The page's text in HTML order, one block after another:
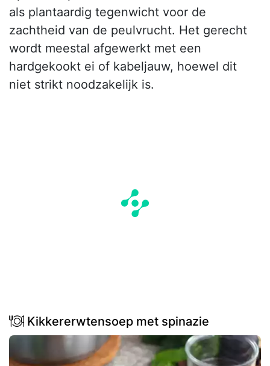
als plantaardig tegenwicht voor de
zachtheid van de peulvrucht. Het gerecht
wordt meestal afgewerkt met een
hardgekookt ei of kabeljauw, hoewel dit
niet strikt noodzakelijk is.
Kikkererwtensoep met spinazie